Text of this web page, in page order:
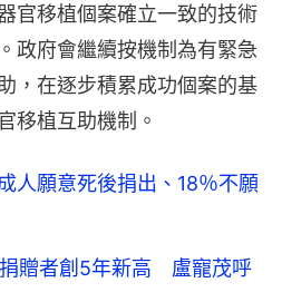
官移植個案確立一致的技術
政府會繼續按機制為有緊急
，在逐步積累成功個案的基
移植互助機制。
人願意死後捐出、18％不願
贈者創5年新高 盧寵茂呼